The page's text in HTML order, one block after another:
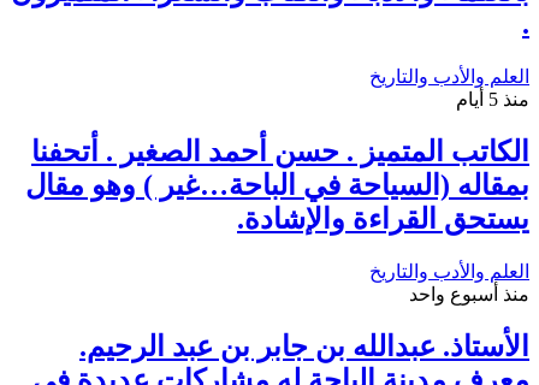
.
العلم والأدب والتاريخ
منذ 5 أيام
الكاتب المتميز . حسن أحمد الصغير . أتحفنا
بمقاله (السياحة في الباحة…غير ) وهو مقال
يستحق القراءة والإشادة.
العلم والأدب والتاريخ
منذ أسبوع واحد
الأستاذ. عبدالله بن جابر بن عبد الرحيم.